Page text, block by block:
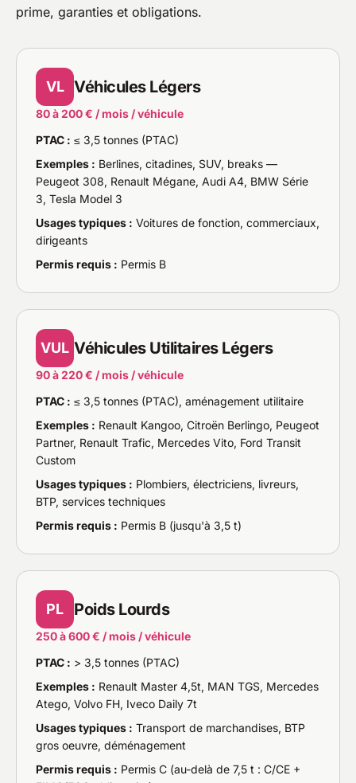
prime, garanties et obligations.
VL Véhicules Légers
80 à 200 € / mois / véhicule
PTAC : ≤ 3,5 tonnes (PTAC)
Exemples : Berlines, citadines, SUV, breaks —
Peugeot 308, Renault Mégane, Audi A4, BMW Série
3, Tesla Model 3
Usages typiques : Voitures de fonction, commerciaux,
dirigeants
Permis requis : Permis B
VUL Véhicules Utilitaires Légers
90 à 220 € / mois / véhicule
PTAC : ≤ 3,5 tonnes (PTAC), aménagement utilitaire
Exemples : Renault Kangoo, Citroën Berlingo, Peugeot
Partner, Renault Trafic, Mercedes Vito, Ford Transit
Custom
Usages typiques : Plombiers, électriciens, livreurs,
BTP, services techniques
Permis requis : Permis B (jusqu'à 3,5 t)
PL Poids Lourds
250 à 600 € / mois / véhicule
PTAC : > 3,5 tonnes (PTAC)
Exemples : Renault Master 4,5t, MAN TGS, Mercedes
Atego, Volvo FH, Iveco Daily 7t
Usages typiques : Transport de marchandises, BTP
gros oeuvre, déménagement
Permis requis : Permis C (au-delà de 7,5 t : C/CE +